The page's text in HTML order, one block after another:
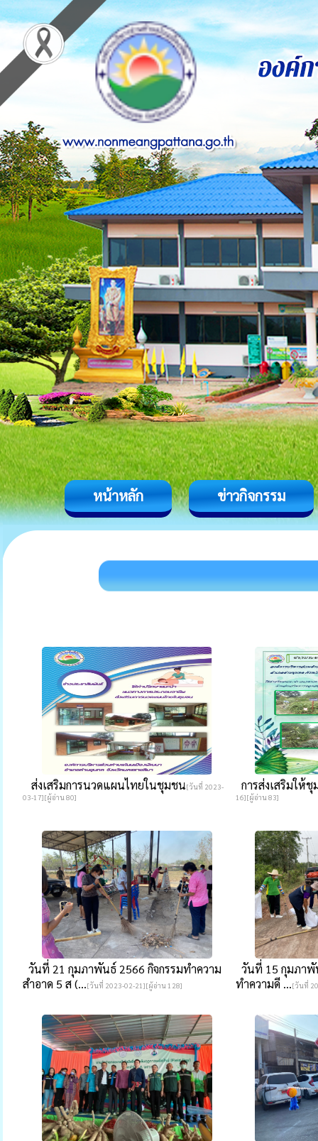
หน้าหลัก ข่าวกิจกรรม
ส่งเสริมการนวดแผนไทยในชุมชน[วันที่ 2023-
03-17][ผู้อ่าน 80]
การส่งเสริมให้
16][ผู้อ่าน 83]
วันที่ 21 กุมภาพันธ์ 2566 กิจกรรมทำความ
สำอาด 5 ส (...[วันที่ 2023-02-21][ผู้อ่าน 128]
วันที่ 15 กุมภาพั
ทำความดี ...[วันที่